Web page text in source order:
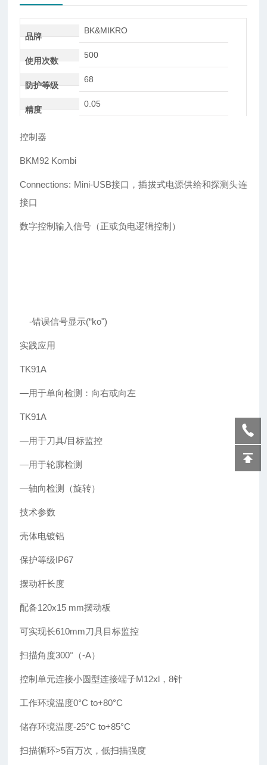
品牌
BK&MIKRO
使用次数
500
防护等级
68
精度
0.05
控制器
BKM92 Kombi
Connections: Mini-USB接口，插拔式电源供给和探测头连
接口
数字控制输入信号（正或负电逻辑控制）
-错误信号显示(“ko")
实践应用
TK91A
—用于单向检测：向右或向左
TK91A
—用于刀具/目标监控
—用于轮廓检测
—轴向检测（旋转）
技术参数
壳体电镀铝
保护等级IP67
摆动杆长度
配备120x15 mm摆动板
可实现长610mm刀具目标监控
扫描角度300°（-A）
控制单元连接小圆型连接端子M12xl，8针
工作环境温度0°C to+80°C
储存环境温度-25°C to+85°C
扫描循环>5百万次，低扫描强度